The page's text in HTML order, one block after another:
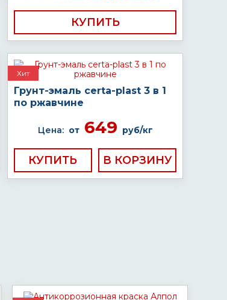
КУПИТЬ
Хит
Грунт-эмаль certa-plast 3 в 1
по ржавчине
Цена: от649 руб/кг
КУПИТЬ